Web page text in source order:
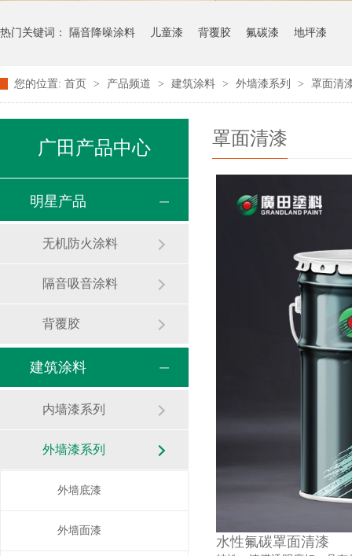
热门关键词： 隔音降噪涂料 儿童漆 背覆胶 氟碳漆 地坪漆
您的位置: 首页 > 产品频道 > 建筑涂料 > 外墙漆系列 > 罩面清
广田产品中心
明星产品
无机防火涂料
隔音吸音涂料
背覆胶
建筑涂料
内墙漆系列
外墙漆系列
外墙底漆
外墙面漆
罩面清漆
水性氟碳罩面清漆